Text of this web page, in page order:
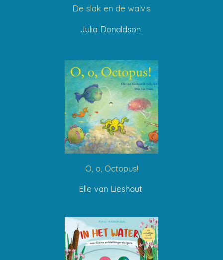
De slak en de walvis
Julia Donaldson
O, o, Octopus!
Elle van Lieshout